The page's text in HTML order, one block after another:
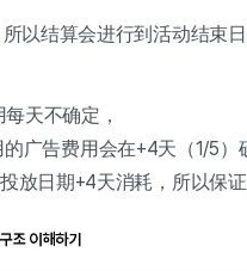
以结算会进行到活动结束日
天不确定，
广告费用会在+4天（1/5）
放日期+4天消耗，所以保